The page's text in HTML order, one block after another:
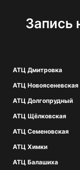
Запись
АТЦ Дмитровка
АТЦ Новоясеневская
АТЦ Долгопрудный
АТЦ Щёлковская
АТЦ Семеновская
АТЦ Химки
АТЦ Балашиха